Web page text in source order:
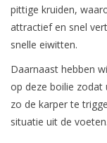
pittige kruiden,
attractief en snel
snelle eiwitten.
Daarnaast hebben
op deze boilie zodat
zo de karper te
situatie uit de voeten.